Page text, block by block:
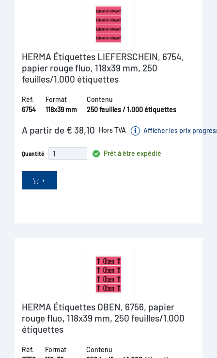
HERMA Étiquettes LIEFERSCHEIN, 6754,
papier rouge fluo, 118x39 mm, 250
feuilles/1.000 étiquettes
Réf.
6754
Format
118x39 mm
Contenu
250 feuilles / 1.000 étiquettes
A partir de € 38,10 Hors TVA Afficher les prix
Quantité Prêt à être expédié
HERMA Étiquettes OBEN, 6756, papier
rouge fluo, 118x39 mm, 250 feuilles/1.000
étiquettes
Réf.
Format
Contenu